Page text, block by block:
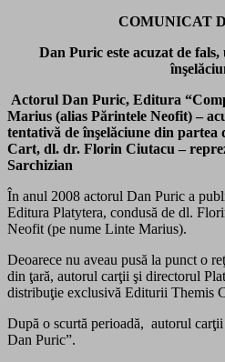
COMUNICAT
Dan Puric este acuzat de
Actorul Dan Puric, Editura
Marius (alias Părintele Neofit) –
tentativă de înşelăciune din
Cart, dl. dr. Florin Ciutacu –
Sarchizian
În anul 2008 actorul Dan Puric a
Editura Platytera, condusă de dl.
Neofit (pe nume Linte Marius).
Deoarece nu aveau pusă la punct o
din ţară, autorul carţii şi directorul
distribuţie exclusivă Editurii Themis
După o scurtă perioadă, autorul
Dan Puric”.